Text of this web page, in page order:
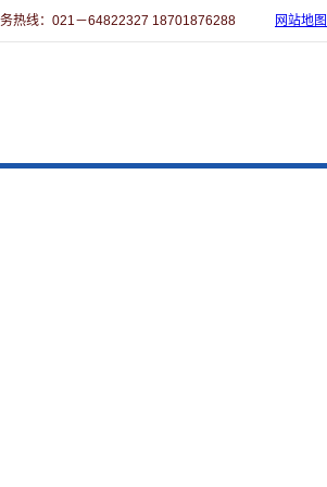
热线：021－64822327 18701876288 网站地图